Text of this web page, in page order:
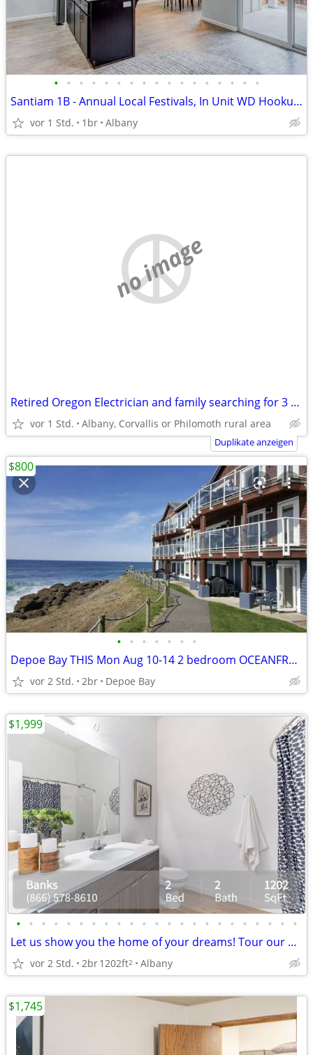
• • • • • • • • • • • • • • • • •
Santiam 1B - Annual Local Festivals, In Unit WD Hookups, Pets Welcome
vor 1 Std. 1br Albany
no image
Retired Oregon Electrician and family searching for 3 or 4 br 2 bath home
vor 1 Std. Albany, Corvallis or Philomoth rural area
Duplikate anzeigen
• • • • • • •
Depoe Bay THIS Mon Aug 10-14 2 bedroom OCEANFRONT
vor 2 Std. 2br Depoe Bay
$800
• • • • • • • • • • • • • • • • • • • • • • •
Let us show you the home of your dreams! Tour our 2 Bed, 2 bath!
vor 2 Std. 2br1202ft2 Albany
$1,999
$1,745